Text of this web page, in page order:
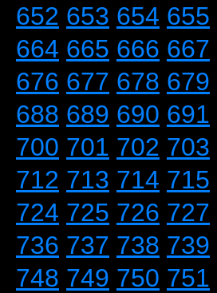
652 653 654 655
664 665 666 667
676 677 678 679
688 689 690 691
700 701 702 703
712 713 714 715
724 725 726 727
736 737 738 739
748 749 750 751